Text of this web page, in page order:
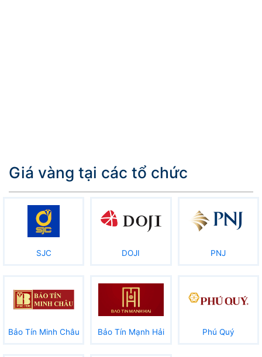
Giá vàng tại các tổ chức
SJC DOJI PNJ
Bảo Tín Minh Châu Bảo Tín Mạnh Hải Phú Quý